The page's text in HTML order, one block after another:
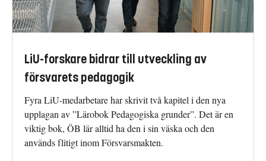
LiU-forskare bidrar till utveckling av
försvarets pedagogik
Fyra LiU-medarbetare har skrivit två kapitel i den nya
upplagan av ”Lärobok Pedagogiska grunder”. Det är en
viktig bok, ÖB lär alltid ha den i sin väska och den
används flitigt inom Försvarsmakten.